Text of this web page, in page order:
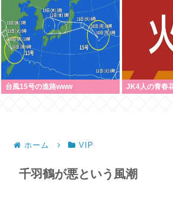
台風15号の進路www JK4人の青春
ホーム VIP
千羽鶴が悪という風潮